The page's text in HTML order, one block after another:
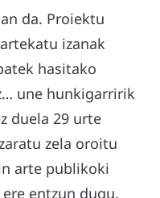
da. Proiektu
izanak
hasitako
une hunkigarririk
duela 29 urte
zela oroitu
arte publikoki
entzun dugu,